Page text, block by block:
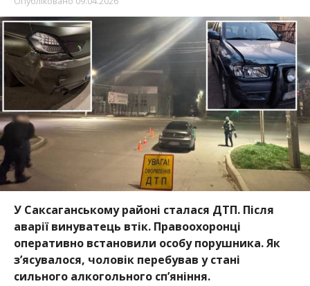
У Саксаганському районі сталася ДТП. Після
аварії винуватець втік. Правоохоронці
оперативно встановили особу порушника. Як
з’ясувалося, чоловік перебував у стані
сильного алкогольного сп’яніння.